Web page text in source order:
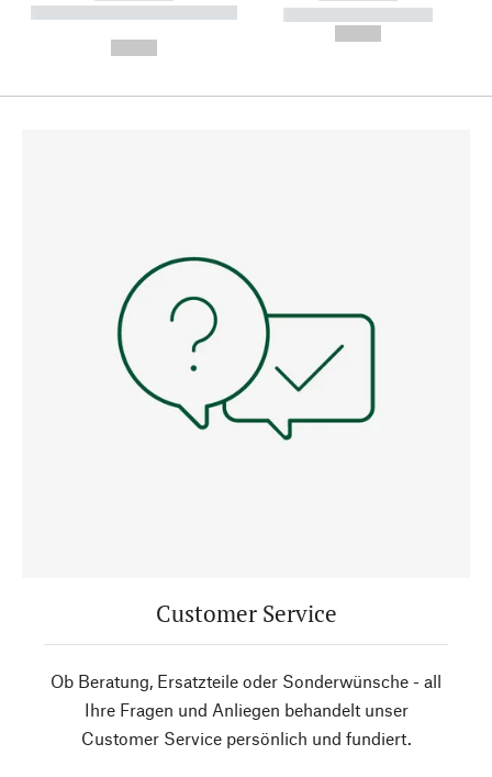
----------- ----------- --------
----------- -----------
Customer Service
Ob Beratung, Ersatzteile oder Sonderwünsche - all
Ihre Fragen und Anliegen behandelt unser
Customer Service persönlich und fundiert.